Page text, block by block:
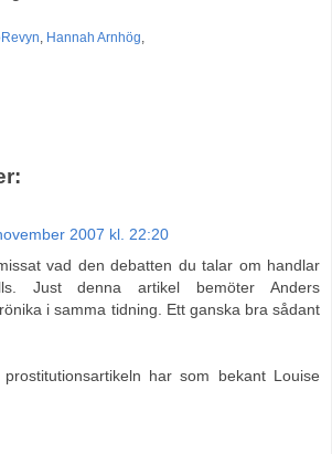
, Hannah Arnhög,
2007 kl. 22:20
vad den debatten du talar om handlar
Just denna artikel bemöter Anders
i samma tidning. Ett ganska bra sådant
har som bekant Louise